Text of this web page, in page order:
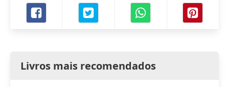
Livros mais recomendados